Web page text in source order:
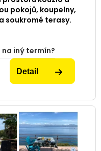
pokojů, koupelny,
soukromé terasy.
na iný termín?
Detail